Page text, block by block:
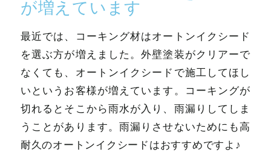
が増えています
最近では、コーキング材はオートンイクシード
を選ぶ方が増えました。外壁塗装がクリアーで
なくても、オートンイクシードで施工してほし
いというお客様が増えています。コーキングが
切れるとそこから雨水が入り、雨漏りしてしま
うことがあります。雨漏りさせないためにも高
耐久のオートンイクシードはおすすめですよ♪